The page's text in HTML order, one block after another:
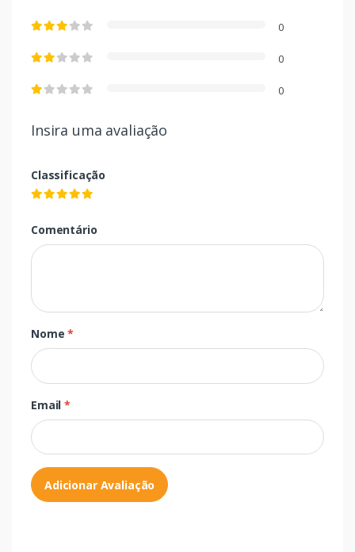
0
0
0
Insira uma avaliação
Classificação
Comentário
Nome*
Email*
Adicionar Avaliação